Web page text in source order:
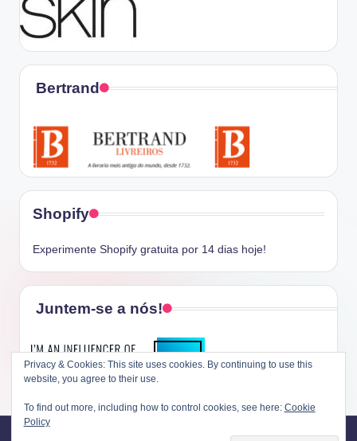
Bertrand
Shopify
Experimente Shopify gratuita por 14 dias hoje!
Juntem-se a nós!
Privacy & Cookies: This site uses cookies. By continuing to use this
website, you agree to their use.
To find out more, including how to control cookies, see here: Cookie
Policy